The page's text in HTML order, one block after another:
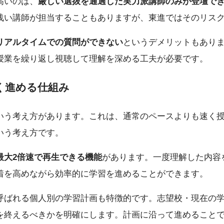
い講師が担当することもありますが、東進ではそのリス
アルタイムでの質問ができないというデメリットもあり
を繰り返し視聴して理解を深める工夫が必要です。
進める仕組み
う考え方があります。これは、通常のペースよりも速く
考え方です。
大2倍速で再生できる機能があります。一度理解した内
高めながら効率的に学習を進めることができます。
ばれる個人別の学習計画も特徴的です。志望校・現在の
終えるべきかを明確にします。計画に沿って進めること